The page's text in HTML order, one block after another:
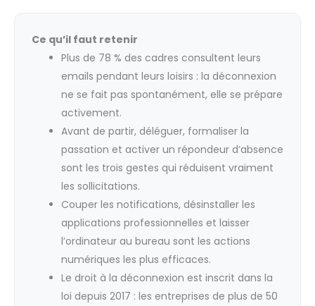
Ce qu’il faut retenir
Plus de 78 % des cadres consultent leurs
emails pendant leurs loisirs : la déconnexion
ne se fait pas spontanément, elle se prépare
activement.
Avant de partir, déléguer, formaliser la
passation et activer un répondeur d’absence
sont les trois gestes qui réduisent vraiment
les sollicitations.
Couper les notifications, désinstaller les
applications professionnelles et laisser
l’ordinateur au bureau sont les actions
numériques les plus efficaces.
Le droit à la déconnexion est inscrit dans la
loi depuis 2017 : les entreprises de plus de 50